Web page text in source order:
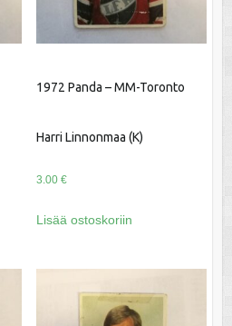
1972 Panda – MM-Toronto
Harri Linnonmaa (K)
3.00 €
Lisää ostoskoriin